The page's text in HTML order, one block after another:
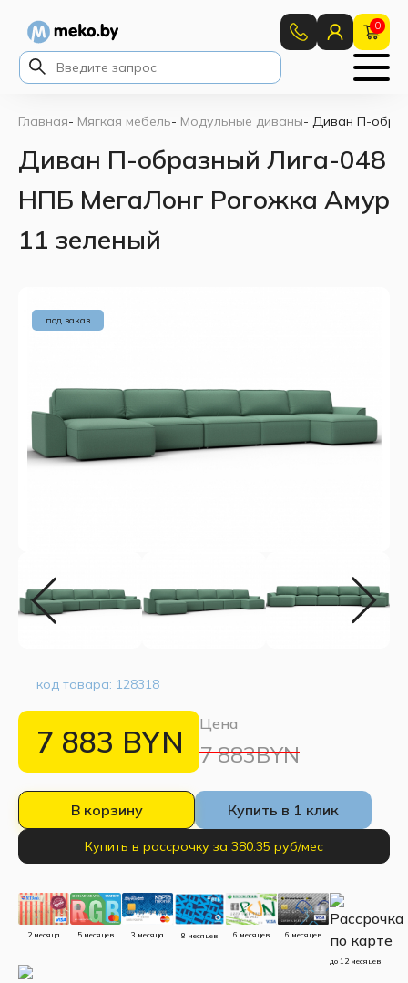
0
Главная- Мягкая мебель- Модульные диваны- Диван П-
Диван П-образный Лига-048
НПБ МегаЛонг Рогожка Амур
11 зеленый
под заказ
код товара: 128318
7 883 BYN Цена
7 883BYN
В корзину Купить в 1 клик
Купить в рассрочку за 380.35 руб/мес
2 месяца 5 месяцев 3 месяца 8 месяцев 6 месяцев 6 месяцев
до 12 месяцев